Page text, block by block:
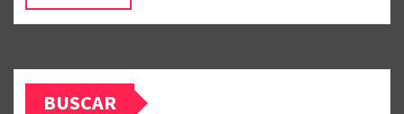
BUSCAR